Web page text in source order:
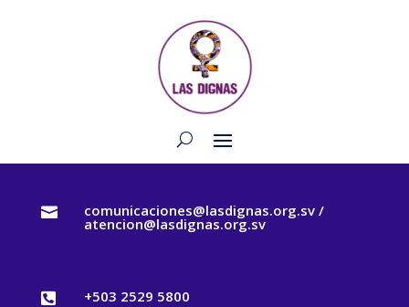
 comunicaciones@lasdignas.org.sv /
atencion@lasdignas.org.sv
 +503 2529 5800